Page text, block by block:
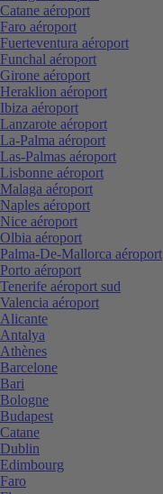
Catane aéroport
Faro aéroport
Fuerteventura aéroport
Funchal aéroport
Girone aéroport
Heraklion aéroport
Ibiza aéroport
Lanzarote aéroport
La-Palma aéroport
Las-Palmas aéroport
Lisbonne aéroport
Malaga aéroport
Naples aéroport
Nice aéroport
Olbia aéroport
Palma-De-Mallorca aéroport
Porto aéroport
Tenerife aéroport sud
Valencia aéroport
Alicante
Antalya
Athènes
Barcelone
Bari
Bologne
Budapest
Catane
Dublin
Edimbourg
Faro